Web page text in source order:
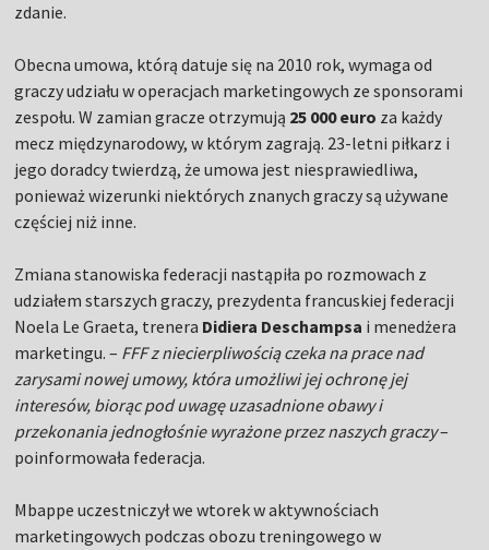
zdanie.
Obecna umowa, którą datuje się na 2010 rok, wymaga od
graczy udziału w operacjach marketingowych ze sponsorami
zespołu. W zamian gracze otrzymują 25 000 euro za każdy
mecz międzynarodowy, w którym zagrają. 23-letni piłkarz i
jego doradcy twierdzą, że umowa jest niesprawiedliwa,
ponieważ wizerunki niektórych znanych graczy są używane
częściej niż inne.
Zmiana stanowiska federacji nastąpiła po rozmowach z
udziałem starszych graczy, prezydenta francuskiej federacji
Noela Le Graeta, trenera Didiera Deschampsa i menedżera
marketingu. – FFF z niecierpliwością czeka na prace nad
zarysami nowej umowy, która umożliwi jej ochronę jej
interesów, biorąc pod uwagę uzasadnione obawy i
przekonania jednogłośnie wyrażone przez naszych graczy–
poinformowała federacja.
Mbappe uczestniczył we wtorek w aktywnościach
marketingowych podczas obozu treningowego w